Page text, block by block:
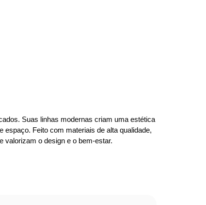
Suas linhas modernas criam uma estética
Feito com materiais de alta qualidade,
valorizam o design e o bem-estar.